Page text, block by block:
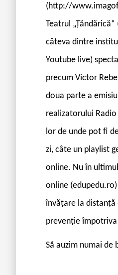
(http://
Teatrul
câteva dintre
Youtube live)
precum Victor
doua parte a
realizatorului
lor de unde pot fi
zi, câte un playlist
online. Nu în
online
învățare la distanță
prevenție
Să auzim numai de